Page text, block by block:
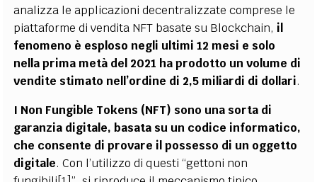
analizza le applicazioni decentralizzate comprese le
piattaforme di vendita NFT basate su Blockchain, il
fenomeno è esploso negli ultimi 12 mesi e solo
nella prima metà del 2021 ha prodotto un volume di
vendite stimato nell’ordine di 2,5 miliardi di dollari.
I Non Fungible Tokens (NFT) sono una sorta di
garanzia digitale, basata su un codice informatico,
che consente di provare il possesso di un oggetto
digitale. Con l’utilizzo di questi “gettoni non